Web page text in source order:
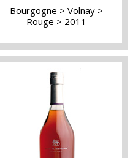
Bourgogne
Volnay
Rouge
2011